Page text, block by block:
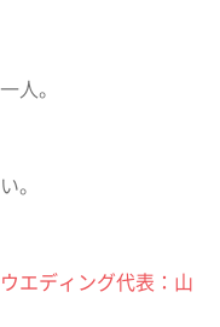
人。
。
エディング代表：山